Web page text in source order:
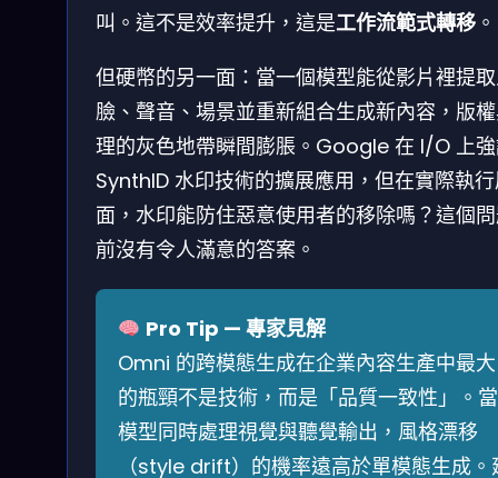
叫。這不是效率提升，這是工作流範式轉移 。
但硬幣的另一面：當一個模型能從影片裡提
臉、聲音、場景並重新組合生成新內容，版
理的灰色地帶瞬間膨脹。Google 在 I/O 上
SynthID 水印技術的擴展應用，但在實際執
面，水印能防住惡意使用者的移除嗎？這個
前沒有令人滿意的答案。
Pro Tip — 專家見解
Omni 的跨模態生成在企業內容生產中最大
的瓶頸不是技術，而是「品質一致性」。當
模型同時處理視覺與聽覺輸出，風格漂移
（style drift）的機率遠高於單模態生成。